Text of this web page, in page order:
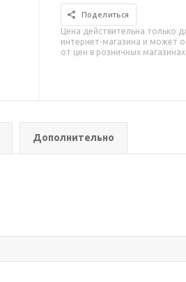
Поделиться
Цена действительна только
интернет-магазина и может
от цен в розничных магазинах
Дополнительно